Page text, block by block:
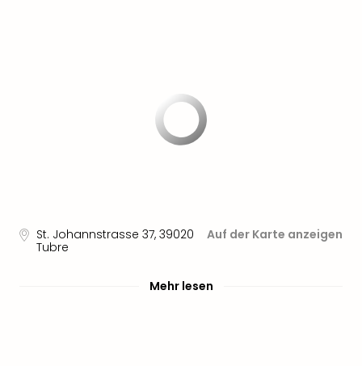
St. Johannstrasse 37, 39020
Tubre
Auf der Karte anzeigen
Mehr lesen